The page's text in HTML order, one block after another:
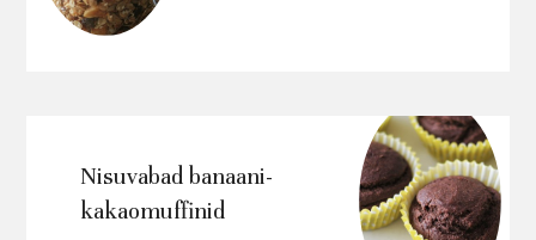
Nisuvabad banaani-
kakaomuffinid